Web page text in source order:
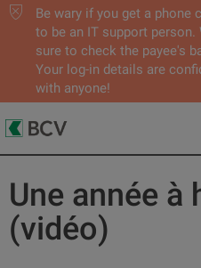
Be wary if you get a
to be an IT support person.
sure to check the payee's
Your log-in details are
with anyone!
Une année à
(vidéo)